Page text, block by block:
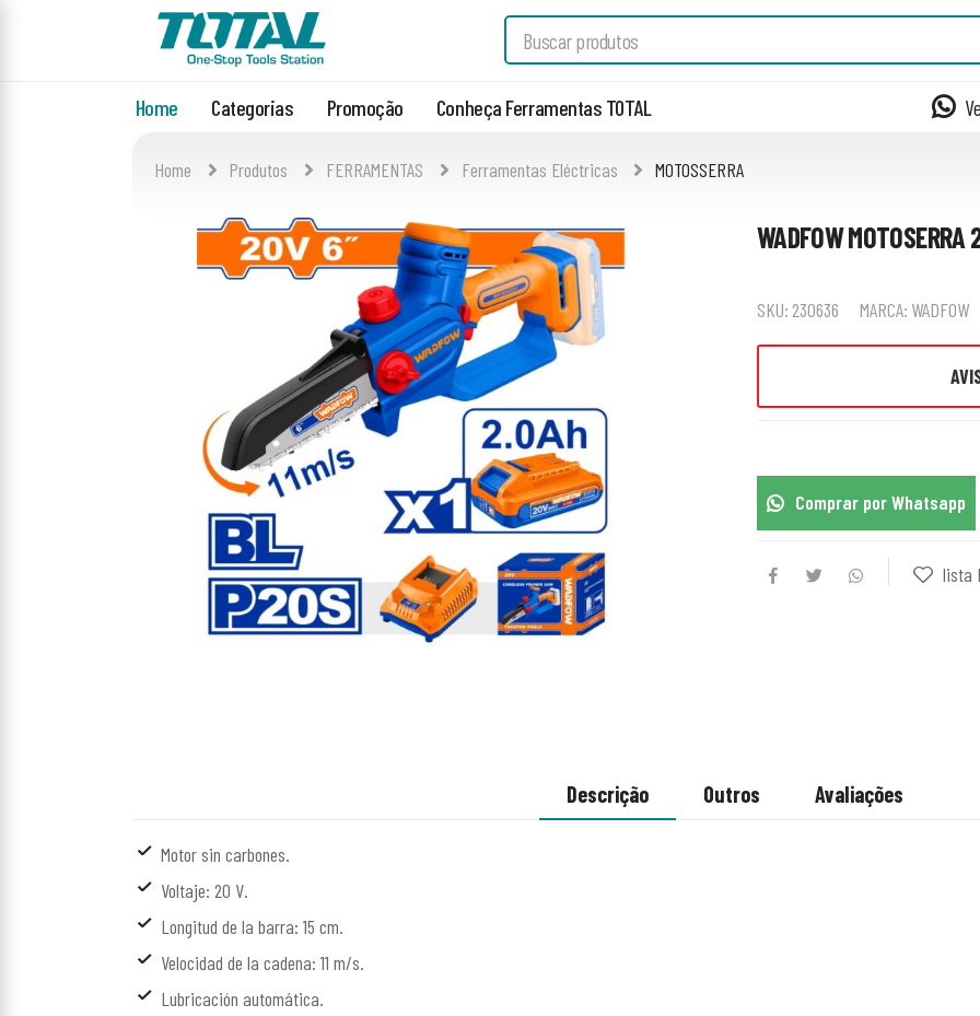
Home Categorias Promoção Conheça Ferramentas TOTAL
Home Produtos FERRAMENTAS Ferramentas Eléctricas MOTOSSERRA
WADFOW
SKU: 230636 MARCA: WADFOW
Comprar por Whatsapp
lista
Descrição Outros Avaliações
Motor sin carbones.
Voltaje: 20 V.
Longitud de la barra: 15 cm.
Velocidad de la cadena: 11 m/s.
Lubricación automática.